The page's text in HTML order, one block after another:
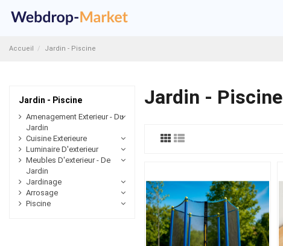
Accueil Jardin - Piscine
Jardin - Piscine
Jardin - Piscine
Amenagement Exterieur - Du
Jardin
Cuisine Exterieure
Luminaire D'exterieur
Meubles D'exterieur - De
Jardin
Jardinage
Arrosage
Piscine